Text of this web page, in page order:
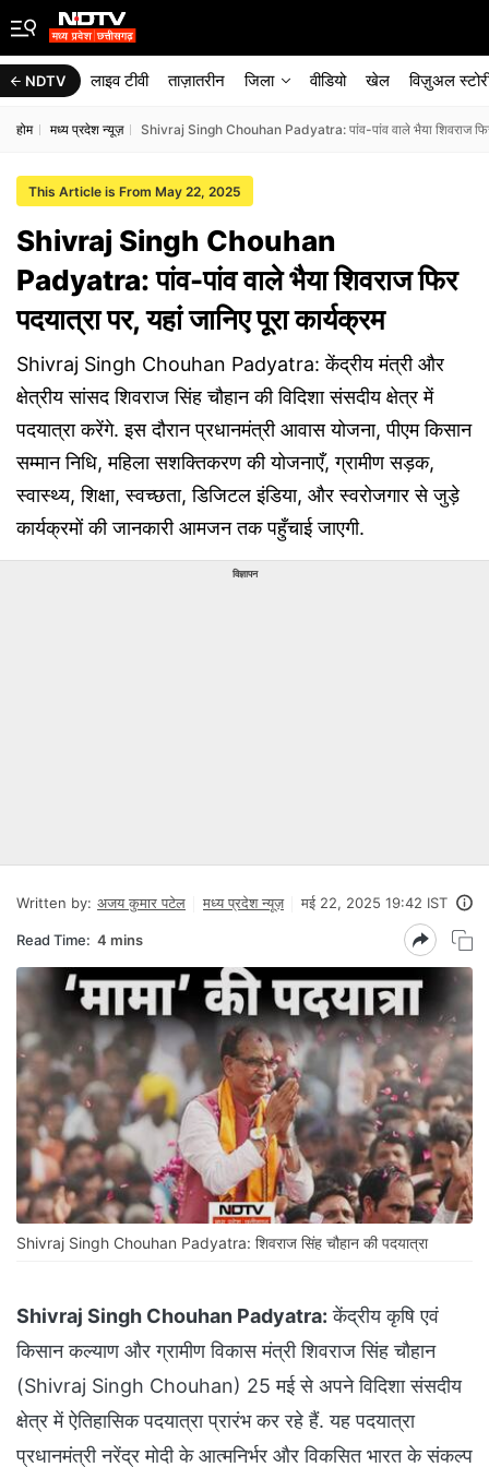
NDTV लाइव टीवी ताज़ातरीन जिला वीडियो खेल विज़ुअल
होम मध्य प्रदेश न्यूज़ Shivraj Singh Chouhan Padyatra: पांव-पांव वाले भैया शिवराज फिर
This Article is From May 22, 2025
Shivraj Singh Chouhan
Padyatra: पांव-पांव वाले भैया शिवराज फिर
पदयात्रा पर, यहां जानिए पूरा कार्यक्रम
Shivraj Singh Chouhan Padyatra: केंद्रीय मंत्री और
क्षेत्रीय सांसद शिवराज सिंह चौहान की विदिशा संसदीय क्षेत्र में
पदयात्रा करेंगे. इस दौरान प्रधानमंत्री आवास योजना, पीएम किसान
सम्मान निधि, महिला सशक्तिकरण की योजनाएँ, ग्रामीण सड़क,
स्वास्थ्य, शिक्षा, स्वच्छता, डिजिटल इंडिया, और स्वरोजगार से जुड़े
कार्यक्रमों की जानकारी आमजन तक पहुँचाई जाएगी.
विज्ञापन
Written by: अजय कुमार पटेल मध्य प्रदेश न्यूज़ मई 22, 2025 19:42 IST
Read Time: 4 mins
Shivraj Singh Chouhan Padyatra: शिवराज सिंह चौहान की पदयात्रा
Shivraj Singh Chouhan Padyatra: केंद्रीय कृषि एवं
किसान कल्याण और ग्रामीण विकास मंत्री शिवराज सिंह चौहान
(Shivraj Singh Chouhan) 25 मई से अपने विदिशा संसदीय
क्षेत्र में ऐतिहासिक पदयात्रा प्रारंभ कर रहे हैं. यह पदयात्रा
प्रधानमंत्री नरेंद्र मोदी के आत्मनिर्भर और विकसित भारत के संकल्प